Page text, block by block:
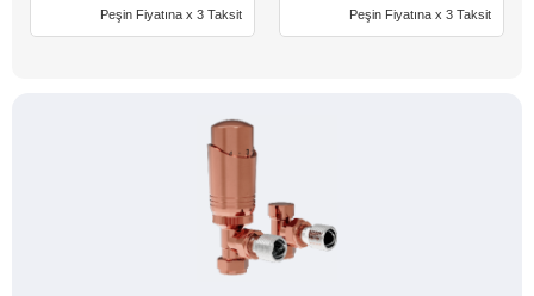
Peşin Fiyatına x 3 Taksit Peşin Fiyatına x 3 Taksit